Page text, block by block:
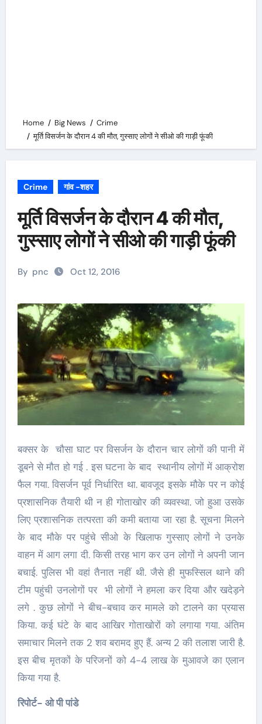
Home Big News
Crime
मूर्ति विसर्जन के दौरान 4 की मौत, गुस्साए लोगों ने सीओ की गाड़ी फूंकी
Crime गांव -शहर
मूर्ति विसर्जन के दौरान 4 की मौत,
गुस्साए लोगों ने सीओ की गाड़ी फूंकी
By pnc Oct 12, 2016
बक्सर के चौसा घाट पर विसर्जन के दौरान चार लोगों की पानी में
डूबने से मौत हो गई . इस घटना के बाद स्थानीय लोगों में आक्रोश
फैल गया. विसर्जन पूर्व निर्धारित था. बावजूद इसके मौके पर न कोई
प्रशासनिक तैयारी थी न ही गोताखोर की व्यवस्था. जो हुआ उसके
लिए प्रशासनिक तत्परता की कमी बताया जा रहा है. सूचना मिलने
के बाद मौके पर पहुंचे सीओ के खिलाफ गुस्साए लोगों ने उनके
वाहन में आग लगा दी. किसी तरह भाग कर उन लोगों ने अपनी जान
बचाई. पुलिस भी वहां तैनात नहीं थी. जैसे ही मुफस्सिल थाने की
टीम पहुंची उनलोगों पर भी लोगों ने हमला कर दिया और खदेड़ने
लगे . कुछ लोगों ने बीच-बचाव कर मामले को टालने का प्रयास
किया. कई घंटे के बाद आखिर गोताखोरों को लगाया गया. अंतिम
समाचार मिलने तक 2 शव बरामद हुए हैं. अन्य 2 की तलाश जारी है.
इस बीच मृतकों के परिजनों को 4-4 लाख के मुआवजे का एलान
किया गया है.
रिपोर्ट- ओ पी पांडे